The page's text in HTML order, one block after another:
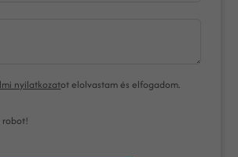
nyilatkozatot elolvastam és elfogadom.
robot!